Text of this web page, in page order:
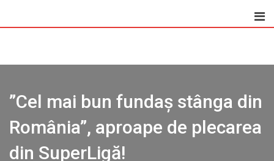
”Cel mai bun fundaș stânga din
România”, aproape de plecarea
din SuperLigă!